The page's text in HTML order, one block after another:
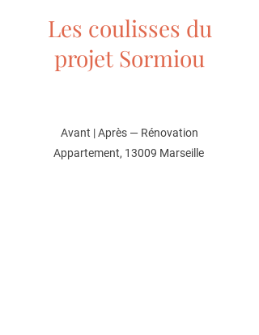
Les coulisses du
projet Sormiou
Avant | Après — Rénovation
Appartement, 13009 Marseille